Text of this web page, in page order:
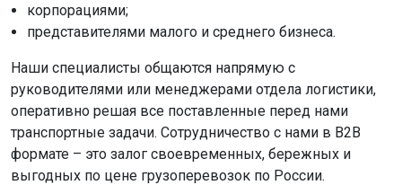
корпорациями;
представителями малого и среднего бизнеса.
Наши специалисты общаются напрямую с
руководителями или менеджерами отдела логистики,
оперативно решая все поставленные перед нами
транспортные задачи. Сотрудничество с нами в В2В
формате – это залог своевременных, бережных и
выгодных по цене грузоперевозок по России.